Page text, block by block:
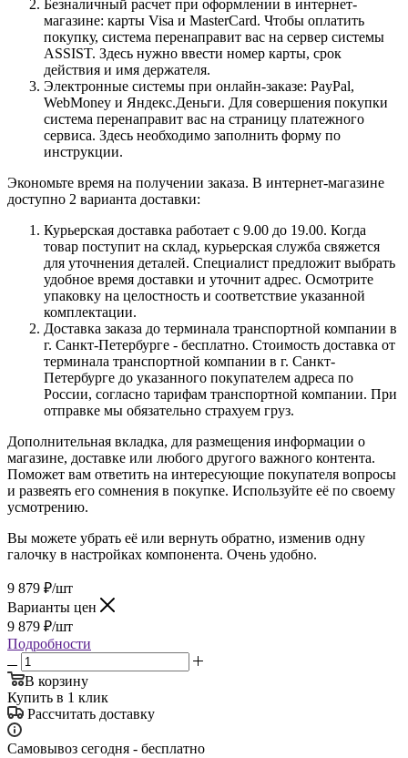
Безналичный расчет при оформлении в интернет-
магазине: карты Visa и MasterCard. Чтобы оплатить
покупку, система перенаправит вас на сервер системы
ASSIST. Здесь нужно ввести номер карты, срок
действия и имя держателя.
Электронные системы при онлайн-заказе: PayPal,
WebMoney и Яндекс.Деньги. Для совершения покупки
система перенаправит вас на страницу платежного
сервиса. Здесь необходимо заполнить форму по
инструкции.
Экономьте время на получении заказа. В интернет-магазине
доступно 2 варианта доставки:
Курьерская доставка работает с 9.00 до 19.00. Когда
товар поступит на склад, курьерская служба свяжется
для уточнения деталей. Специалист предложит выбрать
удобное время доставки и уточнит адрес. Осмотрите
упаковку на целостность и соответствие указанной
комплектации.
Доставка заказа до терминала транспортной компании в
г. Санкт-Петербурге - бесплатно. Стоимость доставка от
терминала транспортной компании в г. Санкт-
Петербурге до указанного покупателем адреса по
России, согласно тарифам транспортной компании. При
отправке мы обязательно страхуем груз.
Дополнительная вкладка, для размещения информации о
магазине, доставке или любого другого важного контента.
Поможет вам ответить на интересующие покупателя вопросы
и развеять его сомнения в покупке. Используйте её по своему
усмотрению.
Вы можете убрать её или вернуть обратно, изменив одну
галочку в настройках компонента. Очень удобно.
9 879 ₽/шт
Варианты цен
9 879 ₽/шт
Подробности
В корзину
Купить в 1 клик
Рассчитать доставку
Самовывоз сегодня - бесплатно